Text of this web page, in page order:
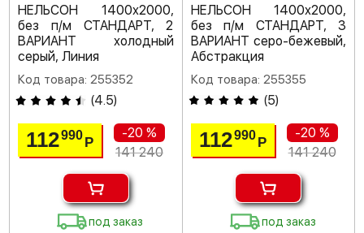
НЕЛЬСОН 1400х2000,
без п/м СТАНДАРТ, 2
ВАРИАНТ холодный
серый, Линия
Код товара: 255352
(4.5)
112990 Р
-20 %
141 240
под заказ
НЕЛЬСОН 1400х2000,
без п/м СТАНДАРТ, 3
ВАРИАНТ серо-бежевый,
Абстракция
Код товара: 255355
(5)
112990 Р
-20 %
141 240
под заказ